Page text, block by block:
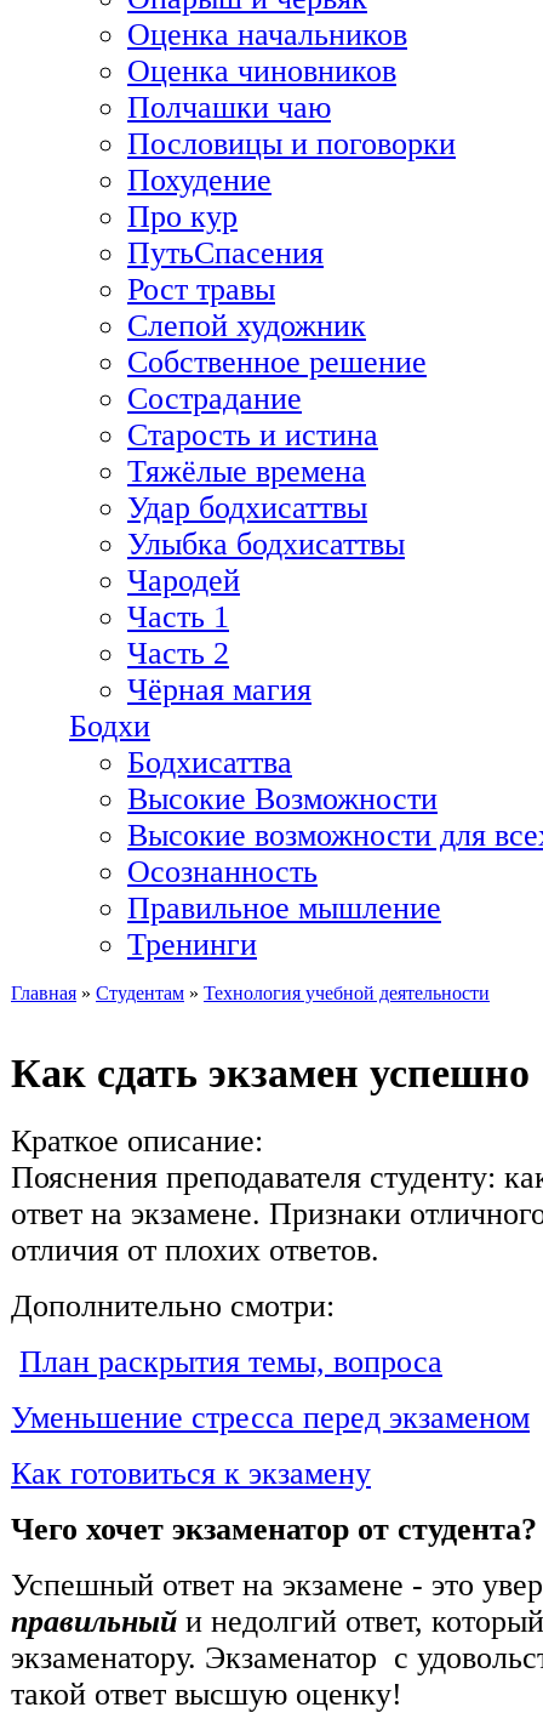
Оценка начальников
Оценка чиновников
Полчашки чаю
Пословицы и поговорки
Похудение
Про кур
ПутьСпасения
Рост травы
Слепой художник
Собственное решение
Сострадание
Старость и истина
Тяжёлые времена
Удар бодхисаттвы
Улыбка бодхисаттвы
Чародей
Часть 1
Часть 2
Чёрная магия
Бодхи
Бодхисаттва
Высокие Возможности
Высокие возможности для
Осознанность
Правильное мышление
Тренинги
Главная » Студентам » Технология учебной деятельности
Как сдать экзамен успешно
Краткое описание:
Пояснения преподавателя студенту:
ответ на экзамене. Признаки
отличия от плохих ответов.
Дополнительно смотри:
План раскрытия темы, вопроса
Уменьшение стресса перед экзаменом
Как готовиться к экзамену
Чего хочет экзаменатор от студента?
Успешный ответ на экзамене - это
правильный и недолгий ответ,
экзаменатору. Экзаменатор с
такой ответ высшую оценку!